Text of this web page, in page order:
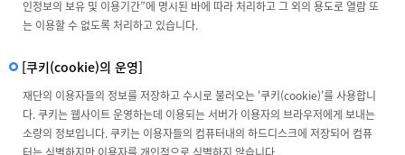
인정보의 보유 및 이용기간”에 명시된 바에 따라 처리하고 그 외의 용도로 열람 또
는 이용할 수 없도록 처리하고 있습니다.
[쿠키(cookie)의 운영]
재단의 이용자들의 정보를 저장하고 수시로 불러오는 '쿠키(cookie)'를 사용합니
다. 쿠키는 웹사이트 운영하는데 이용되는 서버가 이용자의 브라우저에게 보내는
소량의 정보입니다. 쿠키는 이용자들의 컴퓨터내의 하드디스크에 저장되어 컴퓨